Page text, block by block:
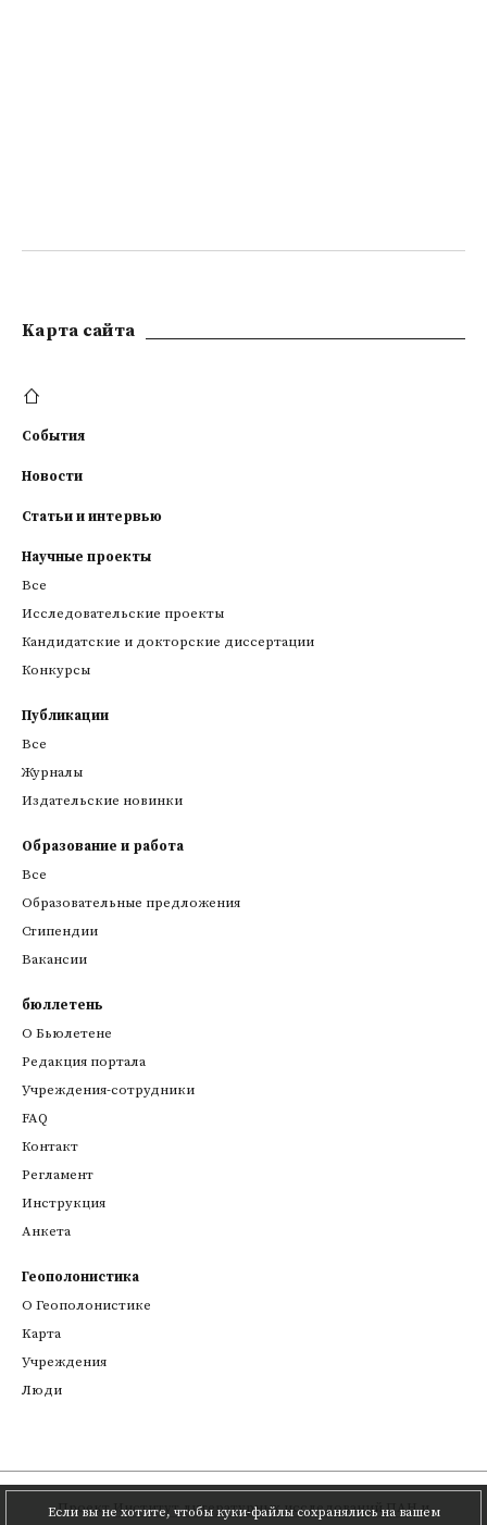
Если вы не хотите, чтобы куки-файлы сохранялись на вашем
Kарта сайта
События
Новости
Статьи и интервью
Научные проекты
Все
Исследовательские проекты
Кандидатские и докторские диссертации
Конкурсы
Публикации
Все
Журналы
Издательские новинки
Образование и работа
Все
Образовательные предложения
Стипендии
Вакансии
бюллетень
О Бьюлетене
Редакция портала
Учреждения-сотрудники
FAQ
Контакт
Регламент
Инструкция
Анкета
Геополонистика
О Геополонистике
Kарта
Учреждения
Люди
ПроектИнститут литературных исследований ПАНи